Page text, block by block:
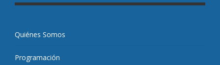
Quiénes Somos
Programación